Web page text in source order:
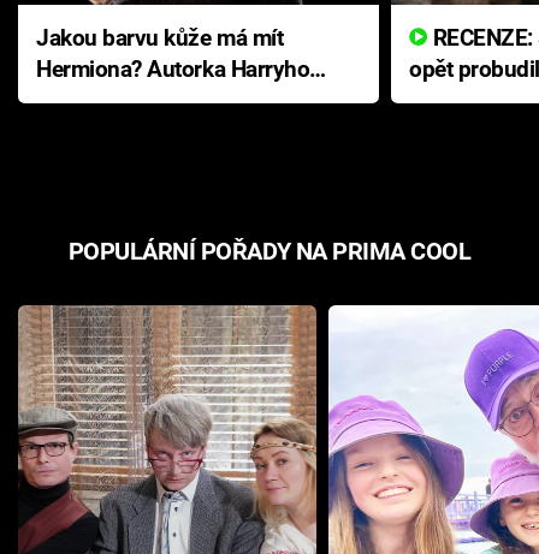
Jakou barvu kůže má mít
Hermiona? Autorka Harryho
Pottera přišla s ráznou
opět
přichází s
POPULÁRNÍ POŘADY NA PRIMA COOL